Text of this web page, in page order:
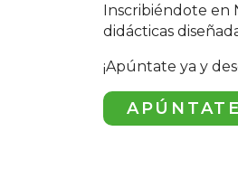
Inscribiéndote en
didácticas
¡Apúntate ya y
APÚNTATE